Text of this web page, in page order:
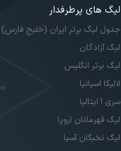
لیگ های پرطرفدار
جدول لیگ برتر ایران (خلیج فارس)
لیگ آزادگان
لیگ برتر انگلیس
لالیگا اسپانیا
سری آ ایتالیا
لیگ قهرمانان اروپا
لیگ نخبگان آسیا